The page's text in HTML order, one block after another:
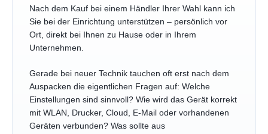
Nach dem Kauf bei einem Händler Ihrer Wahl kann ich
Sie bei der Einrichtung unterstützen – persönlich vor
Ort, direkt bei Ihnen zu Hause oder in Ihrem
Unternehmen.
Gerade bei neuer Technik tauchen oft erst nach dem
Auspacken die eigentlichen Fragen auf: Welche
Einstellungen sind sinnvoll? Wie wird das Gerät korrekt
mit WLAN, Drucker, Cloud, E-Mail oder vorhandenen
Geräten verbunden? Was sollte aus